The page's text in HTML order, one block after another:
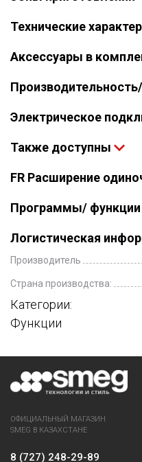
Технические
Аксессуары в
Электрическое
Также доступны
FR Расширение
Программы/
Логистическая
Производитель
Страна производства:
Категории:
Функции
ОФИЦИАЛЬНЫЙ МАГАЗИН
SMEG В КАЗАХСТАНЕ
8 (727) 248-29-89